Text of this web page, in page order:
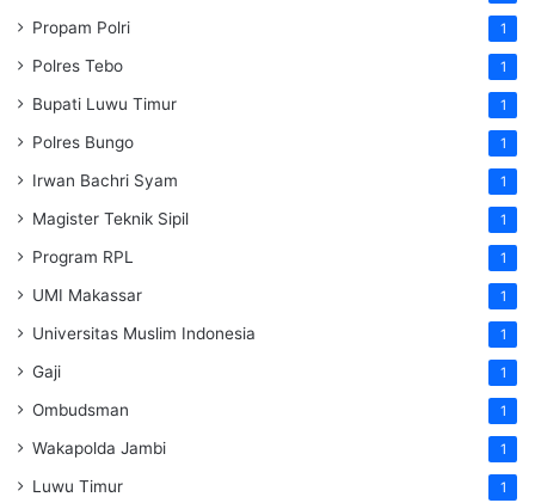
Propam Polri 1
Polres Tebo 1
Bupati Luwu Timur 1
Polres Bungo 1
Irwan Bachri Syam 1
Magister Teknik Sipil 1
Program RPL 1
UMI Makassar 1
Universitas Muslim Indonesia 1
Gaji 1
Ombudsman 1
Wakapolda Jambi 1
Luwu Timur 1